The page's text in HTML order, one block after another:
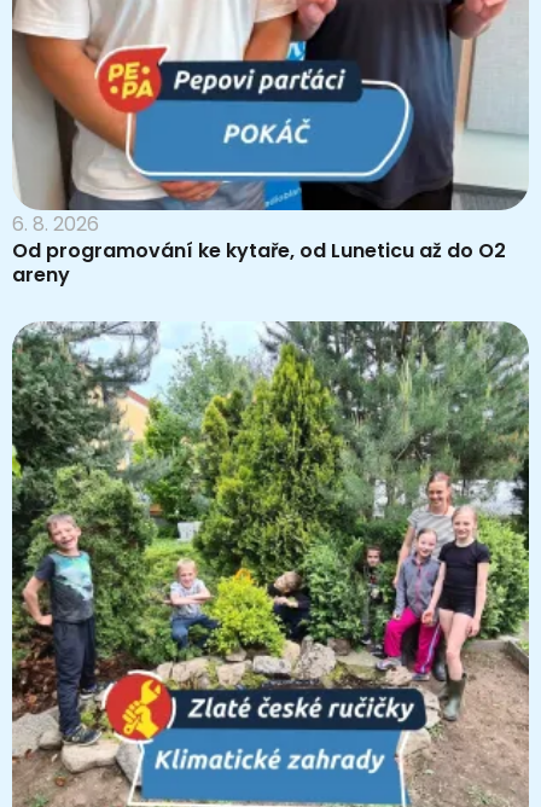
6. 8. 2026
Od programování ke kytaře, od Luneticu až do O2
areny